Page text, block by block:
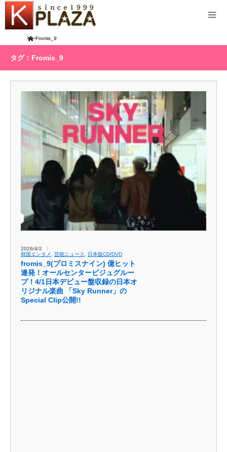
HomeFromis_9
タグ：Fromis_9
2026/4/2
韓国エンタメ
芸能ニュース 日本版CD/DVD
fromis_9(プロミスナイン) 億ヒット
連発！オールセンタービジュグルー
プ！4/1日本デビュー盤収録の日本オ
リジナル楽曲 「Sky Runner」の
Special Clip公開!!